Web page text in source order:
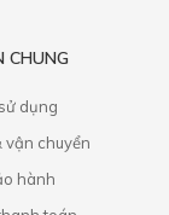
CHUNG
dụng
vận chuyển
hành